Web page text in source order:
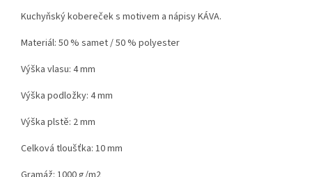
Kuchyňský kobereček s motivem a nápisy KÁVA.
Materiál: 50 % samet / 50 % polyester
Výška vlasu: 4 mm
Výška podložky: 4 mm
Výška plstě: 2 mm
Celková tloušťka: 10 mm